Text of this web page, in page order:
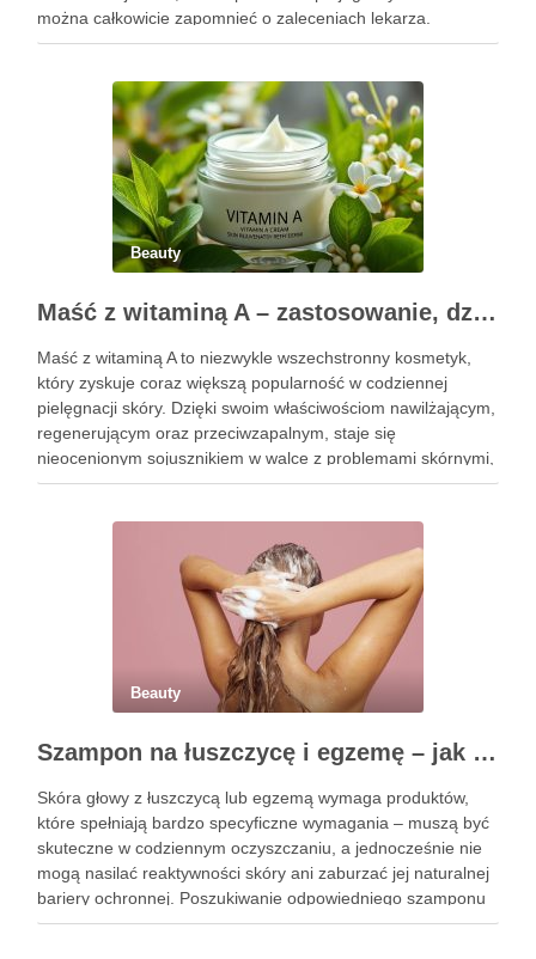
można całkowicie zapomnieć o zaleceniach lekarza.
Pierwsze godziny i dni po zabiegu mają znaczenie dla
Beauty
Maść z witaminą A – zastosowanie, działanie i bezpieczeństwo stosowania
Maść z witaminą A to niezwykle wszechstronny kosmetyk,
który zyskuje coraz większą popularność w codziennej
pielęgnacji skóry. Dzięki swoim właściwościom nawilżającym,
regenerującym oraz przeciwzapalnym, staje się
nieocenionym sojusznikiem w walce z problemami skórnymi,
takimi jak zmarszczki, trądzik czy podrażnienia. Jej działanie
Beauty
Szampon na łuszczycę i egzemę – jak świadomie dobierać produkty przy wrażliwej skórze głowy?
Skóra głowy z łuszczycą lub egzemą wymaga produktów,
które spełniają bardzo specyficzne wymagania – muszą być
skuteczne w codziennym oczyszczaniu, a jednocześnie nie
mogą nasilać reaktywności skóry ani zaburzać jej naturalnej
bariery ochronnej. Poszukiwanie odpowiedniego szamponu
bywa dla wielu pacjentów procesem długim i frustrującym, bo